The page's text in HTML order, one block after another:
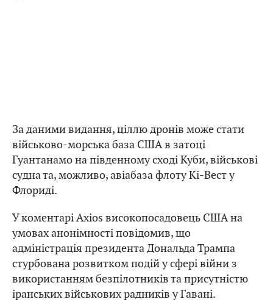
За даними видання, ціллю дронів може стати
військово-морська база США в затоці
Гуантанамо на південному сході Куби, військові
судна та, можливо, авіабаза флоту Кі-Вест у
Флориді.
У коментарі Axios високопосадовець США на
умовах анонімності повідомив, що
адміністрація президента Дональда Трампа
стурбована розвитком подій у сфері війни з
використанням безпілотників та присутністю
іранських військових радників у Гавані.